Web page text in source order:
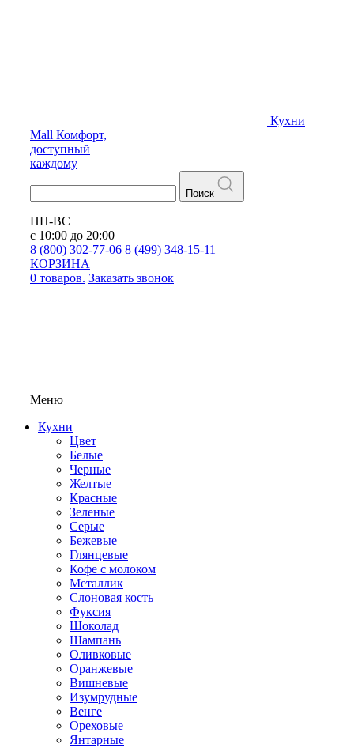
Кухни
Mall Комфорт,
доступный
каждому
Поиск
ПН-ВС
с 10:00 до 20:00
8 (800) 302-77-06 8 (499) 348-15-11
КОРЗИНА
0 товаров. Заказать звонок
Меню
Кухни
Цвет
Белые
Черные
Желтые
Красные
Зеленые
Серые
Бежевые
Глянцевые
Кофе с молоком
Металлик
Слоновая кость
Фуксия
Шоколад
Шампань
Оливковые
Оранжевые
Вишневые
Изумрудные
Венге
Ореховые
Янтарные